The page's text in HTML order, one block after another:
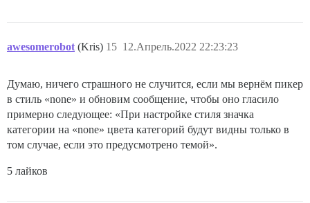
awesomerobot (Kris) 12.Апрель.2022 22:23:23
15
Думаю, ничего страшного не случится, если мы вернём пикер
в стиль «none» и обновим сообщение, чтобы оно гласило
примерно следующее: «При настройке стиля значка
категории на «none» цвета категорий будут видны только в
том случае, если это предусмотрено темой».
5 лайков